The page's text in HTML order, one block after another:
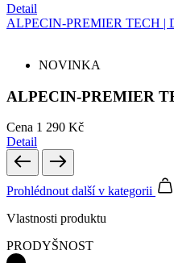
Detail
ALPECIN-PREMIER TECH |
NOVINKA
ALPECIN-PREMIER
Cena 1 290 Kč
Detail
Prohlédnout dalšív kategorii
Vlastnosti produktu
PRODYŠNOST